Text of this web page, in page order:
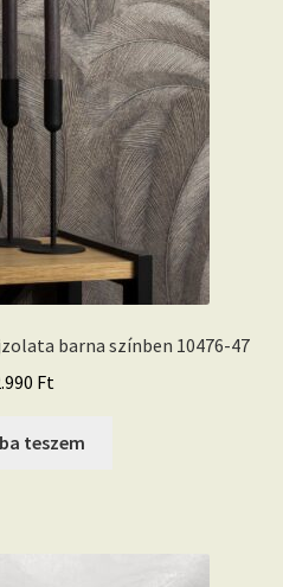
barna színben 10476-47
Ft
teszem